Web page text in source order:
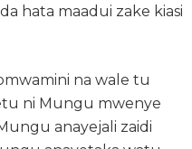
hata maadui zake kiasi
na wale tu
ni Mungu mwenye
anayejali zaidi